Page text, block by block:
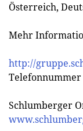
Österreich,
Mehr
http://
Telefonnummer
Schlumberger